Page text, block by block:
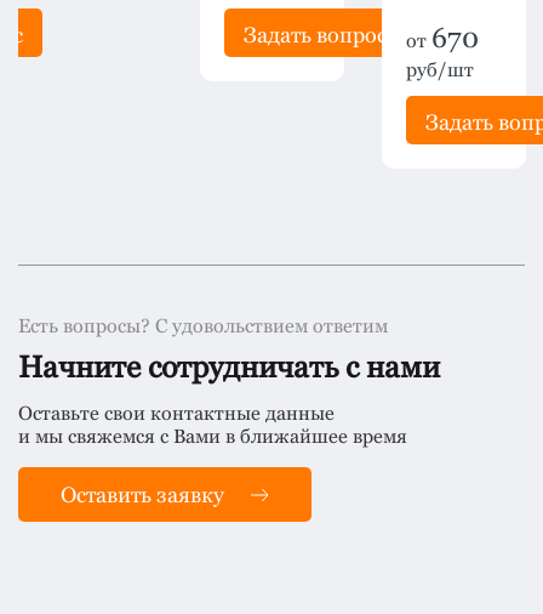
Задать вопрос от 670
руб/шт
Задать
Есть вопросы? С удовольствием ответим
Начните сотрудничать с нами
Оставьте свои контактные данные
и мы свяжемся с Вами в ближайшее время
Оставить заявку